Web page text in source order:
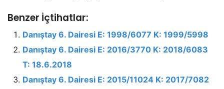
Benzer İçtihatlar:
Danıştay 6. Dairesi E: 1998/6077 K: 1999/5998
Danıştay 6. Dairesi E: 2016/3770 K: 2018/6083
T: 18.6.2018
Danıştay 6. Dairesi E: 2015/11024 K: 2017/7082